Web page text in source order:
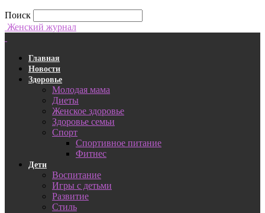
Поиск
Женский журнал
Главная
Новости
Здоровье
Молодая мама
Диеты
Женское здоровье
Здоровье семьи
Спорт
Спортивное питание
Фитнес
Дети
Воспитание
Игры с детьми
Развитие
Стиль